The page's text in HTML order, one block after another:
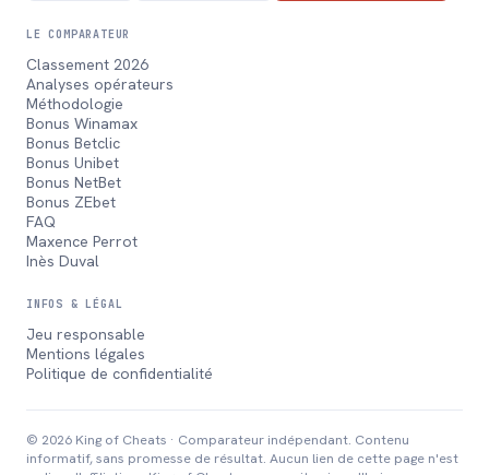
LE COMPARATEUR
Classement 2026
Analyses opérateurs
Méthodologie
Bonus Winamax
Bonus Betclic
Bonus Unibet
Bonus NetBet
Bonus ZEbet
FAQ
Maxence Perrot
Inès Duval
INFOS & LÉGAL
Jeu responsable
Mentions légales
Politique de confidentialité
© 2026 King of Cheats · Comparateur indépendant. Contenu
informatif, sans promesse de résultat. Aucun lien de cette page n'est